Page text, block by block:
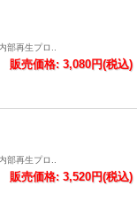
部再生プロ..
販売価格: 3,080円(税込)
部再生プロ..
販売価格: 3,520円(税込)